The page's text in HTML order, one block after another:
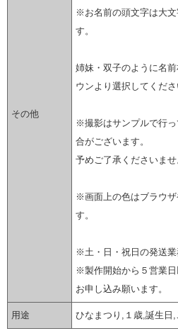
その他
※お名前の頭文字は大
す。
姉妹・双子のように名
ウンより選択してくだ
※撮影はサンプルで行
合がございます。
予めご了承くださいませ
※画面上の色はブラウ
す。
※土・日・祝日の発送業
※製作開始から５営業
お申し込み願います。
用途 ひなまつり,１歳,誕生日